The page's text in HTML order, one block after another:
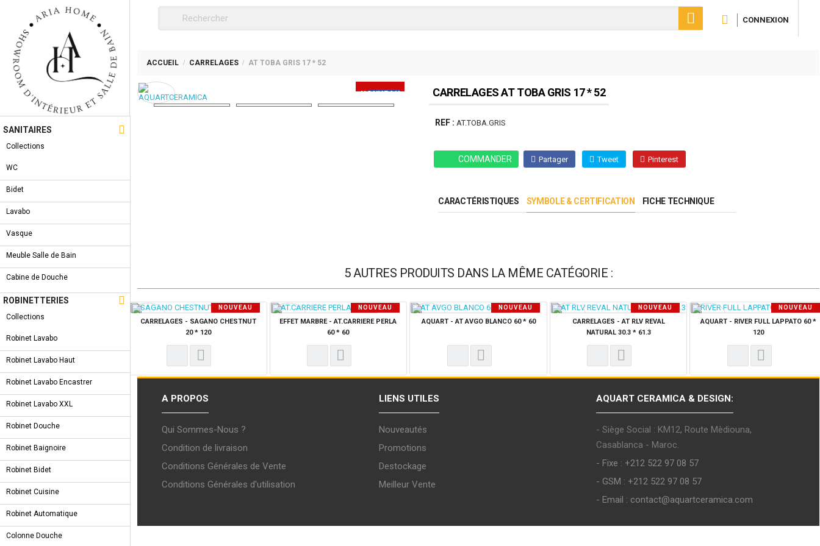
 CONNEXION
SANITAIRES 
Collections
WC
Bidet
Lavabo
Vasque
Meuble Salle de Bain
Cabine de Douche
ROBINETTERIES 
Collections
Robinet Lavabo
Robinet Lavabo Haut
Robinet Lavabo Encastrer
Robinet Lavabo XXL
Robinet Douche
Robinet Baignoire
Robinet Bidet
Robinet Cuisine
Robinet Automatique
Colonne Douche
ACCUEIL CARRELAGES AT TOBA GRIS 17 * 52
NOUVEAU CARRELAGES AT TOBA GRIS 17 * 52
REF : AT.TOBA.GRIS
COMMANDER Partager Tweet Pinterest
CARACTÉRISTIQUES SYMBOLE & CERTIFICATION FICHE TECHNIQUE
5 AUTRES PRODUITS DANS LA MÊME CATÉGORIE :
NOUVEAU
CARRELAGES - SAGANO CHESTNUT
20 * 120
NOUVEAU
EFFET MARBRE - AT.CARRIERE PERLA
60 * 60
NOUVEAU
AQUART - AT AVGO BLANCO 60 * 60
NOUVEAU
CARRELAGES - AT RLV REVAL
NATURAL 30.3 * 61.3
NOUVEAU
AQUART - RIVER FULL LAPPATO 60 *
120
A PROPOS
Qui Sommes-Nous ?
Condition de livraison
Conditions Générales de Vente
Conditions Générales d'utilisation
LIENS UTILES
Nouveautés
Promotions
Destockage
Meilleur Vente
AQUART CERAMICA & DESIGN:
- Siège Social : KM12, Route Mèdiouna,
Casablanca - Maroc.
- Fixe : +212 522 97 08 57
- GSM : +212 522 97 08 57
- Email : contact@aquartceramica.com